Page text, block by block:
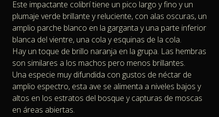
Este impactante colibrí tiene un pico largo y fino y un
plumaje verde brillante y reluciente, con alas oscuras, un
amplio parche blanco en la garganta y una parte inferior
blanca del vientre, una cola y esquinas de la cola.
Hay un toque de brillo naranja en la grupa. Las hembras
son similares a los machos pero menos brillantes.
Una especie muy difundida con gustos de néctar de
amplio espectro, esta ave se alimenta a niveles bajos y
altos en los estratos del bosque y capturas de moscas
en áreas abiertas.